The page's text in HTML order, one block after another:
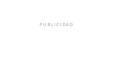
PUBLICIDAD